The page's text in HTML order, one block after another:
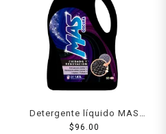
Detergente líquido MAS
oscura 1.83 l
$ 96.00